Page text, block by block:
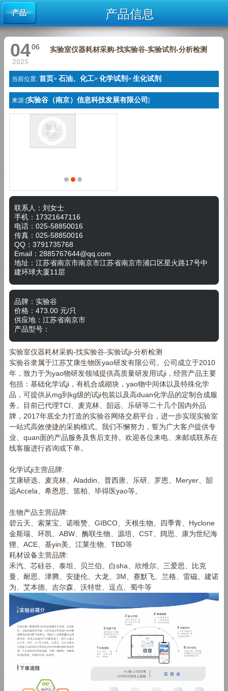
产品 产品信息
06
04
2025
实验室仪器耗材采购-找实验谷-实验试剂-分析检测
当前位置: 首页> 石油、化工> 化学试剂 > 生化试剂
来源:[实验谷（南京）信息科技发展有限公司 ]
联系人：刘女士
手机：17321647116
电话：025-58850016
传真： 025-58850016
QQ： 3791735768
Email： 2885767644@qq.com
地址： 江苏省南京市南京市江苏省南京市浦口区星火路17号中
建环球大厦11层
品牌： 实验谷
价格： 473.00 元/只
供应地： 江苏省南京市
产品型号：
实验室仪器耗材采购-找实验谷-实验试ji-分析检测
实验谷隶属于江苏艾康生物医yao研发有限公司。公司成立于2010
年，致力于为yao物研发领域提供高质量研发用试ji，经营产品主要
包括：基础化学试ji，有机合成砌块，yao物中间体以及特殊化学
品，可提供从mg到kg级的试ji包装以及高duan化学品的定制合成服
务。目前已代理TCI、麦克林、韶远、乐研等二十几个国内外品
牌，2017年底全力打造的实验谷网络交易平台，进一步实现实验室
一站式高效便捷的采购模式。我们不懈努力，誓为广大客户提供专
业、quan面的产品服务及售后支持。欢迎各位来电、来邮或联系在
线客服进行咨询或下单。
化学试ji主营品牌:
艾康研选、麦克林、Aladdin、普西唐、乐研、罗恩、Meryer、韶
远Accela、希恩思、笛柏、毕得医yao等。
生物产品主营品牌:
碧云天、索莱宝、诺唯赞、GIBCO、天根生物、四季青、Hyclone
金斯瑞、环凯、ABW、酶联生物、源培、CST、阔思、康为世纪海
狸、ACE、基yin美、江莱生物、TBD等
耗材设备主营品牌:
禾汽、芯硅谷、泰坦、贝兰伯、白sha、欣维尔、三爱思、比克
曼、耐思、津腾、安捷伦、大龙、3M、赛默飞、兰格、雷磁、建诺
为、艾本德、吉尔森、沃特世、逗点、蜀牛等